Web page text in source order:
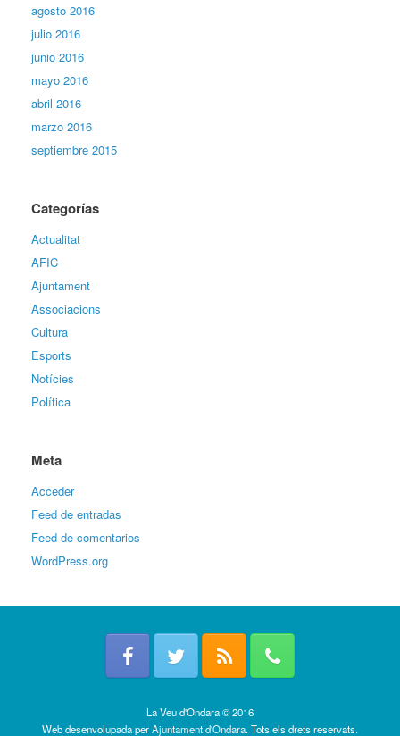
agosto 2016
julio 2016
junio 2016
mayo 2016
abril 2016
marzo 2016
septiembre 2015
Categorías
Actualitat
AFIC
Ajuntament
Associacions
Cultura
Esports
Notícies
Política
Meta
Acceder
Feed de entradas
Feed de comentarios
WordPress.org
La Veu d'Ondara © 2016
Web desenvolupada perAjuntament d'Ondara. Tots els drets reservats.